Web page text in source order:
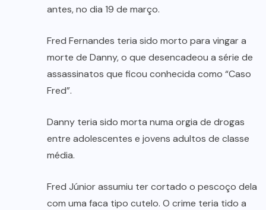
antes, no dia 19 de março.
Fred Fernandes teria sido morto para vingar a
morte de Danny, o que desencadeou a série de
assassinatos que ficou conhecida como “Caso
Fred”.
Danny teria sido morta numa orgia de drogas
entre adolescentes e jovens adultos de classe
média.
Fred Júnior assumiu ter cortado o pescoço dela
com uma faca tipo cutelo. O crime teria tido a